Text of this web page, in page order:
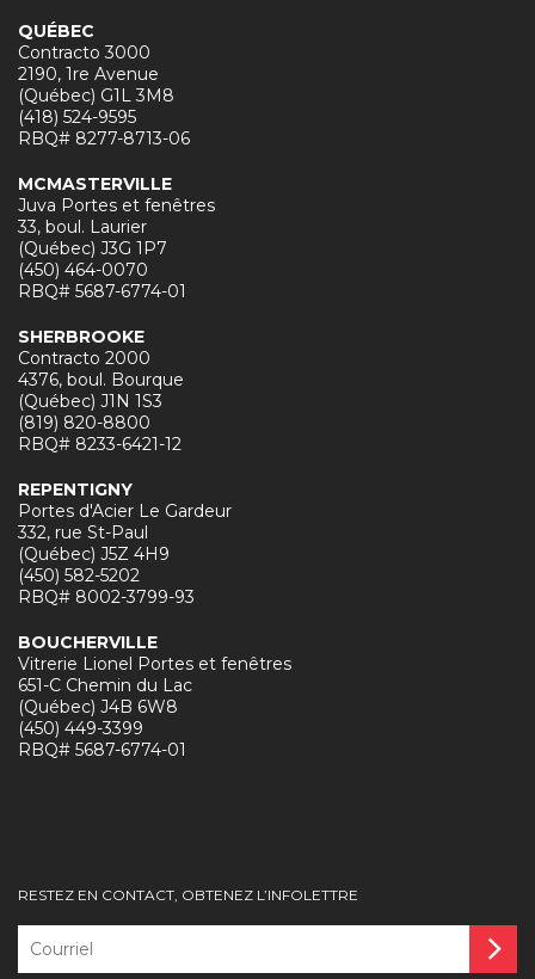
QUÉBEC
Contracto 3000
2190, 1re Avenue
(Québec) G1L 3M8
(418) 524-9595
RBQ# 8277-8713-06
MCMASTERVILLE
Juva Portes et fenêtres
33, boul. Laurier
(Québec) J3G 1P7
(450) 464-0070
RBQ# 5687-6774-01
SHERBROOKE
Contracto 2000
4376, boul. Bourque
(Québec) J1N 1S3
(819) 820-8800
RBQ# 8233-6421-12
REPENTIGNY
Portes d'Acier Le Gardeur
332, rue St-Paul
(Québec) J5Z 4H9
(450) 582-5202
RBQ# 8002-3799-93
BOUCHERVILLE
Vitrerie Lionel Portes et fenêtres
651-C Chemin du Lac
(Québec) J4B 6W8
(450) 449-3399
RBQ# 5687-6774-01
RESTEZ EN CONTACT, OBTENEZ L’INFOLETTRE